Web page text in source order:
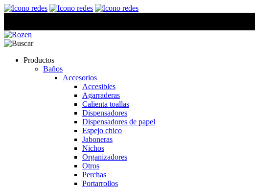
Productos
Baños
Accesorios
Accesibles
Agarraderas
Calienta toallas
Dispensadores
Dispensadores de papel
Espejo chico
Jaboneras
Nichos
Organizadores
Otros
Perchas
Portarrollos